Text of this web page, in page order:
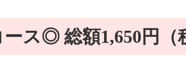
ス◎ 総額1,650円（